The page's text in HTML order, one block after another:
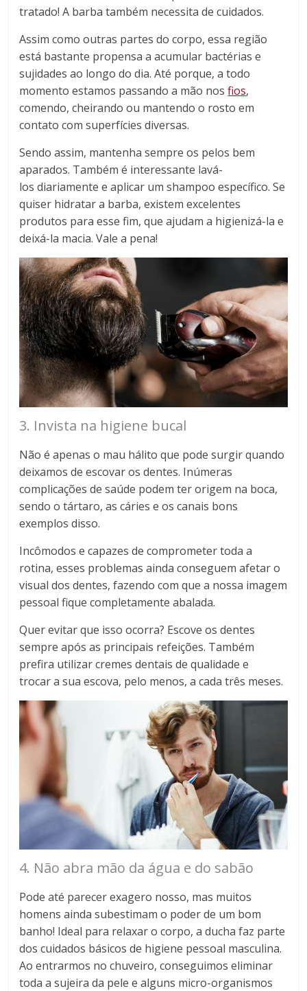
tratado! A barba também necessita de cuidados.
Assim como outras partes do corpo, essa região
está bastante propensa a acumular bactérias e
sujidades ao longo do dia. Até porque, a todo
momento estamos passando a mão nosfios,
comendo, cheirando ou mantendo o rosto em
contato com superfícies diversas.
Sendo assim, mantenha sempre os pelos bem
aparados. Também é interessante lavá-
los diariamente e aplicar um shampoo específico. Se
quiser hidratar a barba, existem excelentes
produtos para esse fim, que ajudam a higienizá-la e
deixá-la macia. Vale a pena!
3. Invista na higiene bucal
Não é apenas o mau hálito que pode surgir quando
deixamos de escovar os dentes. Inúmeras
complicações de saúde podem ter origem na boca,
sendo o tártaro, as cáries e os canais bons
exemplos disso.
Incômodos e capazes de comprometer toda a
rotina, esses problemas ainda conseguem afetar o
visual dos dentes, fazendo com que a nossa imagem
pessoal fique completamente abalada.
Quer evitar que isso ocorra? Escove os dentes
sempre após as principais refeições. Também
prefira utilizar cremes dentais de qualidade e
trocar a sua escova, pelo menos, a cada três meses.
4. Não abra mão da água e do sabão
Pode até parecer exagero nosso, mas muitos
homens ainda subestimam o poder de um bom
banho! Ideal para relaxar o corpo, a ducha faz parte
dos cuidados básicos de higiene pessoal masculina.
Ao entrarmos no chuveiro, conseguimos eliminar
toda a sujeira da pele e alguns micro-organismos